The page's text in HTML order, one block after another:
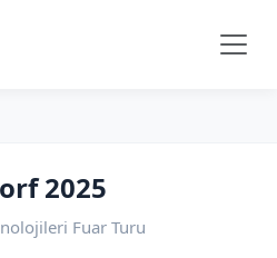
2025
Fuar Turu